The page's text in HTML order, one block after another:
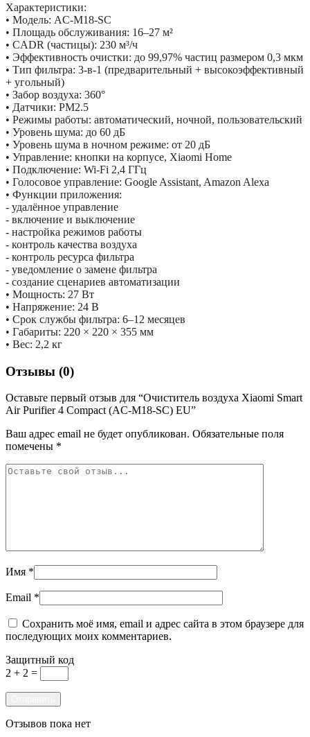
Характеристики:
• Модель: AC-M18-SC
• Площадь обслуживания: 16–27 м²
• CADR (частицы): 230 м³/ч
• Эффективность очистки: до 99,97% частиц размером 0,3 мкм
• Тип фильтра: 3-в-1 (предварительный + высокоэффективный
+ угольный)
• Забор воздуха: 360°
• Датчики: PM2.5
• Режимы работы: автоматический, ночной, пользовательский
• Уровень шума: до 60 дБ
• Уровень шума в ночном режиме: от 20 дБ
• Управление: кнопки на корпусе, Xiaomi Home
• Подключение: Wi-Fi 2,4 ГГц
• Голосовое управление: Google Assistant, Amazon Alexa
• Функции приложения:
- удалённое управление
- включение и выключение
- настройка режимов работы
- контроль качества воздуха
- контроль ресурса фильтра
- уведомление о замене фильтра
- создание сценариев автоматизации
• Мощность: 27 Вт
• Напряжение: 24 В
• Срок службы фильтра: 6–12 месяцев
• Габариты: 220 × 220 × 355 мм
• Вес: 2,2 кг
Отзывы (0)
Оставьте первый отзыв для “Очиститель воздуха Xiaomi Smart
Air Purifier 4 Compact (AC-M18-SC) EU”
Ваш адрес email не будет опубликован. Обязательные поля
помечены *
Имя *
Email *
Сохранить моё имя, email и адрес сайта в этом браузере для
последующих моих комментариев.
Защитный код
2 + 2 =
Отзывов пока нет